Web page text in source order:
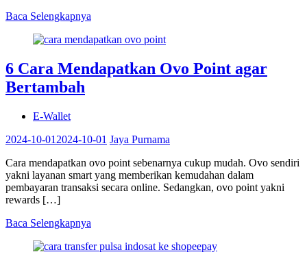
Baca Selengkapnya
6 Cara Mendapatkan Ovo Point agar
Bertambah
E-Wallet
2024-10-01 2024-10-01 Jaya Purnama
Cara mendapatkan ovo point sebenarnya cukup mudah. Ovo sendiri
yakni layanan smart yang memberikan kemudahan dalam
pembayaran transaksi secara online. Sedangkan, ovo point yakni
rewards […]
Baca Selengkapnya